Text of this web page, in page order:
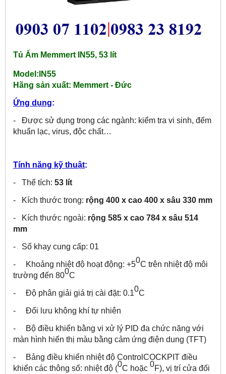
Tủ Ấm Memmert IN55, 53 lít
Model:IN55
Hãng sản xuất: Memmert - Đức
Ứng dụng:
- Được sử dụng trong các ngành: kiểm tra vi sinh, đếm
khuẩn lạc, virus, độc chất…
Tính năng kỹ thuật:
- Thể tích: 53 lít
- Kích thước trong: rộng 400 x cao 400 x sâu 330 mm
- Kích thước ngoài: rộng 585 x cao 784 x sâu 514
mm
- Số khay cung cấp: 01
- Khoảng nhiệt độ hoạt động: +50C trên nhiệt độ môi
trường đến 800C
- Độ phân giải giá trị cài đặt: 0.10C
- Đối lưu không khí tự nhiên
- Bộ điều khiển bằng vi xử lý PID đa chức năng với
màn hình hiển thị màu bằng cảm ứng điện dung (TFT)
- Bảng điều khiển nhiệt độ ControlCOCKPIT điều
khiển các thông số: nhiệt độ (0C hoặc 0F), vị trí cửa đối